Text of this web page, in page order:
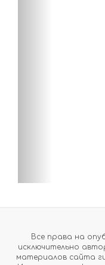
Все права на
исключительно
материалов сайта